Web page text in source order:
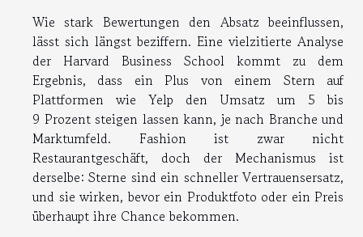
Wie stark Bewertungen den Absatz beeinflussen,
lässt sich längst beziffern. Eine vielzitierte Analyse
der Harvard Business School kommt zu dem
Ergebnis, dass ein Plus von einem Stern auf
Plattformen wie Yelp den Umsatz um 5 bis
9 Prozent steigen lassen kann, je nach Branche und
Marktumfeld. Fashion ist zwar nicht
Restaurantgeschäft, doch der Mechanismus ist
derselbe: Sterne sind ein schneller Vertrauensersatz,
und sie wirken, bevor ein Produktfoto oder ein Preis
überhaupt ihre Chance bekommen.